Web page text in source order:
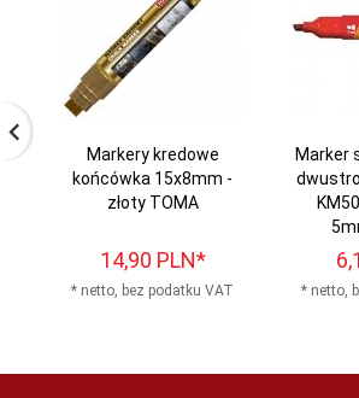
Markery kredowe
końcówka 15x8mm -
złoty TOMA
14,90 PLN*
* netto, bez podatku VAT
Marker
6,
* netto,